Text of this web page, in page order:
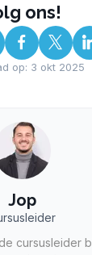
ons!
op: 3 okt 2025
Jop
cursusleider